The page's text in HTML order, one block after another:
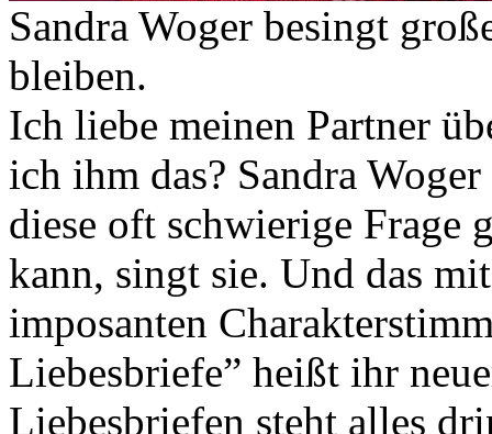
Sandra Woger besingt
bleiben.
Ich liebe meinen Partner
ich ihm das? Sandra
diese oft schwierige Frage
kann, singt sie. Und das
imposanten
Liebesbriefe” heißt ihr
Liebesbriefen steht alles